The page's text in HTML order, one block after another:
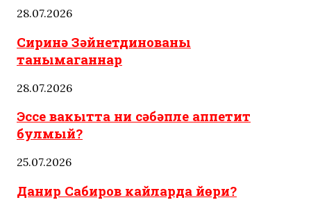
28.07.2026
Сиринә Зәйнетдинованы
танымаганнар
28.07.2026
Эссе вакытта ни сәбәпле аппетит
булмый?
25.07.2026
Данир Сабиров кайларда йөри?